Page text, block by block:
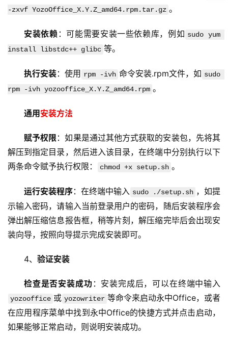
务
站
络
安
l
i
n
-zxvf YozoOffice_X.Y.Z_amd64.rpm.tar.gz 。
安装依赖 ：可能需要安装一些依赖库，例如 sudo yum
install libstdc++ glibc 等。
执行安装：使用 rpm -ivh 命令安装.rpm文件，如 sudo
rpm -ivh yozooffice_X.Y.Z_amd64.rpm 。
通用安装方法
赋予权限 ：如果是通过其他方式获取的安装包，先将其
解压到指定目录，然后进入该目录，在终端中分别执行以下
两条命令赋予执行权限：
chmod +x setup.sh 。
运行安装程序：在终端中输入 sudo ./setup.sh ，如提
示输入密码，请输入当前登录用户的密码，随后安装程序会
弹出解压缩信息报告框，稍等片刻，解压缩完毕后会出现安
装向导，按照向导提示完成安装即可。
4、 验证安装
检查是否安装成功 ：安装完成后，可以在终端中输入
yozooffice 或 yozowriter 等命令来启动永中Office，或者
在应用程序菜单中找到永中Office的快捷方式并点击启动，
如果能够正常启动，则说明安装成功。